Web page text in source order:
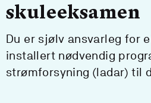
skuleeksamen
Du er sjølv ansvarleg for
installert nødvendig
strømforsyning (ladar) til